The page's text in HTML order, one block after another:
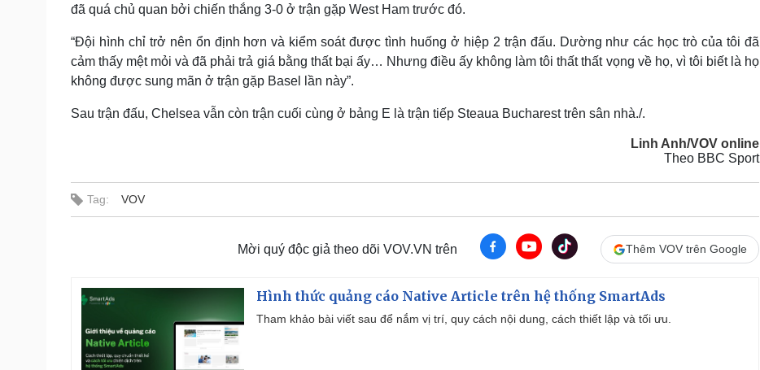
đã quá chủ quan bởi chiến thắng 3-0 ở trận gặp West Ham trước đó.
“Đội hình chỉ trở nên ổn định hơn và kiểm soát được tình huống ở hiệp 2 trận đấu. Dường như các học trò của tôi đã
cảm thấy mệt mỏi và đã phải trả giá bằng thất bại ấy… Nhưng điều ấy không làm tôi thất thất vọng về họ, vì tôi biết là họ
không được sung mãn ở trận gặp Basel lần này”.
Sau trận đấu, Chelsea vẫn còn trận cuối cùng ở bảng E là trận tiếp Steaua Bucharest trên sân nhà./.
Linh Anh/VOV online
Theo BBC Sport
Tag: VOV
Mời quý độc giả theo dõi VOV.VN trên Thêm VOV trên Google
Hình thức quảng cáo Native Article trên hệ thống SmartAds
Tham khảo bài viết sau để nắm vị trí, quy cách nội dung, cách thiết lập và tối ưu.